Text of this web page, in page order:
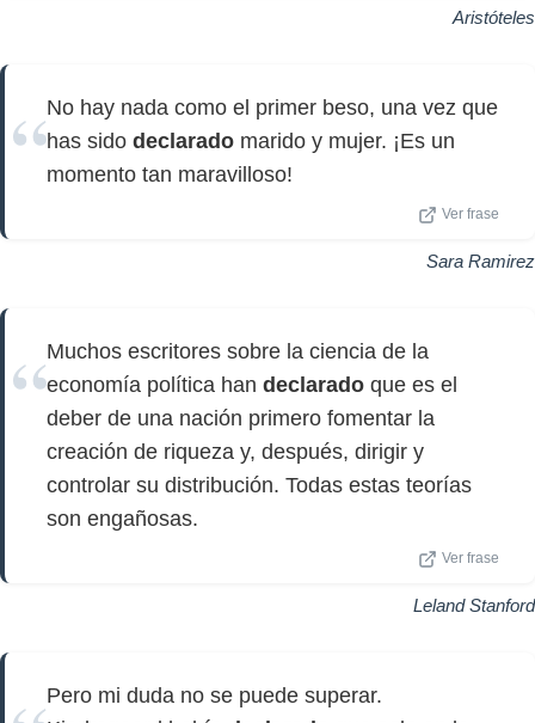
Aristóteles
No hay nada como el primer beso, una vez que
has sido declarado marido y mujer. ¡Es un
momento tan maravilloso!
Ver frase
Sara Ramirez
Muchos escritores sobre la ciencia de la
economía política han declarado que es el
deber de una nación primero fomentar la
creación de riqueza y, después, dirigir y
controlar su distribución. Todas estas teorías
son engañosas.
Ver frase
Leland Stanford
Pero mi duda no se puede superar.